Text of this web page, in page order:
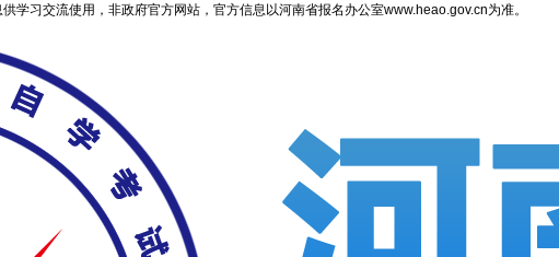
学习交流使用，非政府官方网站，官方信息以河南省报名办公室www.heao.gov.cn为准。